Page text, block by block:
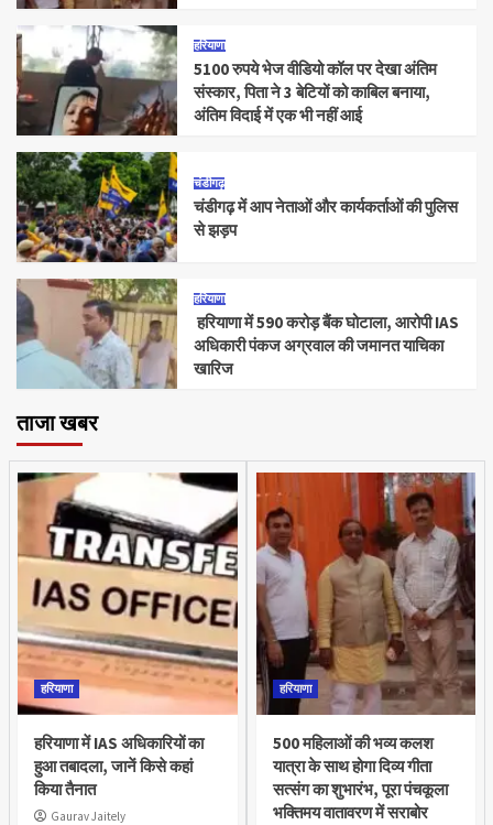
हरियाणा
5100 रुपये भेज वीडियो कॉल पर देखा अंतिम
संस्कार, पिता ने 3 बेटियों को काबिल बनाया,
अंतिम विदाई में एक भी नहीं आई
चंडीगढ़
चंडीगढ़ में आप नेताओं और कार्यकर्ताओं की पुलिस
से झड़प
हरियाणा
हरियाणा में 590 करोड़ बैंक घोटाला, आरोपी IAS
अधिकारी पंकज अग्रवाल की जमानत याचिका
खारिज
ताजा खबर
हरियाणा
हरियाणा में IAS अधिकारियों का
हुआ तबादला, जानें किसे कहां
किया तैनात
Gaurav Jaitely
हरियाणा
500 महिलाओं की भव्य कलश
यात्रा के साथ होगा दिव्य गीता
सत्संग का शुभारंभ, पूरा पंचकूला
भक्तिमय वातावरण में सराबोर